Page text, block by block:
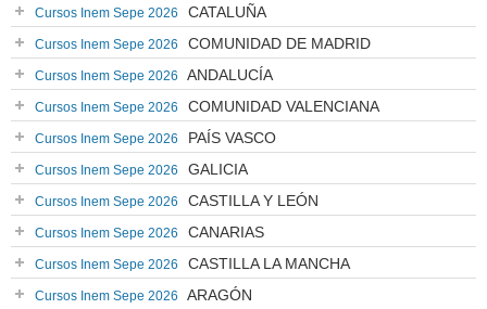
Cursos Inem Sepe 2026 CATALUÑA
Cursos Inem Sepe 2026 COMUNIDAD DE MADRID
Cursos Inem Sepe 2026 ANDALUCÍA
Cursos Inem Sepe 2026 COMUNIDAD VALENCIANA
Cursos Inem Sepe 2026 PAÍS VASCO
Cursos Inem Sepe 2026 GALICIA
Cursos Inem Sepe 2026 CASTILLA Y LEÓN
Cursos Inem Sepe 2026 CANARIAS
Cursos Inem Sepe 2026 CASTILLA LA MANCHA
Cursos Inem Sepe 2026 ARAGÓN